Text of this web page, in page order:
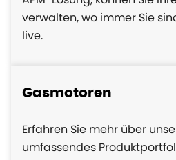
verwalten, wo immer Sie
live.
Gasmotoren
Erfahren Sie mehr über
umfassendes